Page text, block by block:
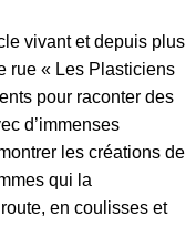
vivant et depuis plus
rue « Les Plasticiens
pour raconter des
d’immenses
les créations de
qui la
en coulisses et